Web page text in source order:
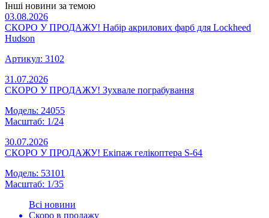
Інші новини за темою
03.08.2026
СКОРО У ПРОДАЖУ! Набір акрилових фарб для Lockheed
Hudson
Артикул: 3102
31.07.2026
СКОРО У ПРОДАЖУ! Зухвале пограбування
Модель: 24055
Масштаб: 1/24
30.07.2026
СКОРО У ПРОДАЖУ! Екіпаж гелікоптера S-64
Модель: 53101
Масштаб: 1/35
Всі новини
Скоро в продажу